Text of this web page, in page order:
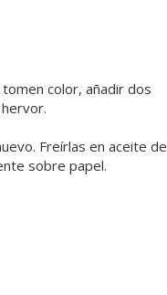
color, añadir dos
Freírlas en aceite de
sobre papel.